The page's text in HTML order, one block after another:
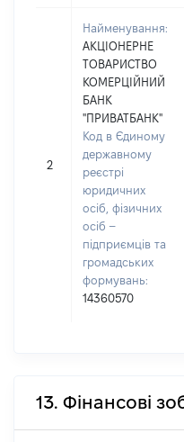
2
Найменування:
АКЦІОНЕРНЕ
ТОВАРИСТВО
КОМЕРЦІЙНИЙ
БАНК
"ПРИВАТБАНК"
Код в Єдиному
державному
реєстрі
юридичних
осіб, фізичних
осіб –
підприємців та
громадських
формувань:
14360570
13. Фінансові